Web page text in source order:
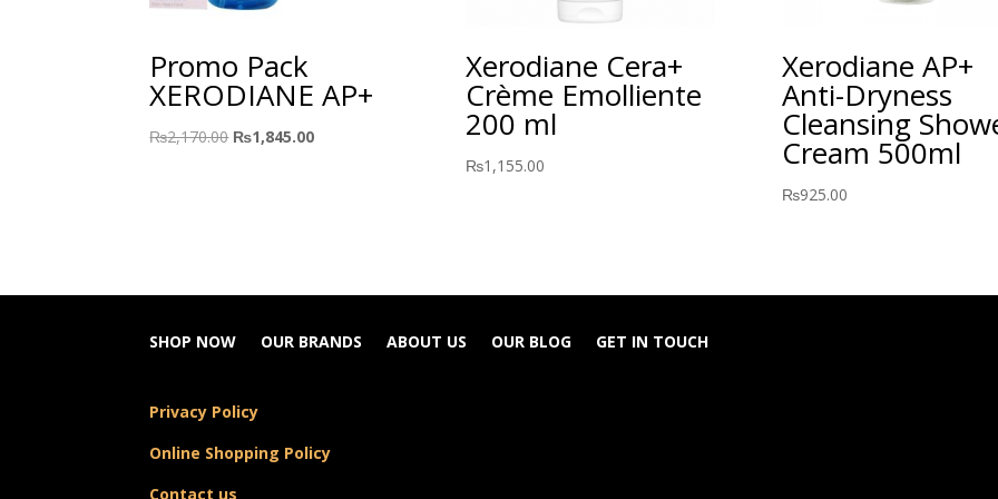
Promo Pack
XERODIANE AP+
₨2,170.00 Original
₨1,845.00Current
Xerodiane Cera+
Crème Emolliente
200 ml
₨1,155.00
Xerodiane AP+
Anti-Dryness
Cleansing
Cream 500ml
₨925.00
SHOP NOW OUR BRANDS ABOUT US OUR BLOG GET IN TOUCH
Privacy Policy
Online Shopping Policy
Contact us